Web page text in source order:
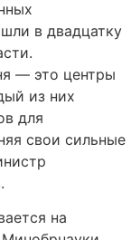
в двадцатку
— это центры
из них
для
свои сильные
на